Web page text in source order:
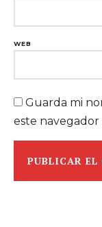
WEB
Guarda mi
este